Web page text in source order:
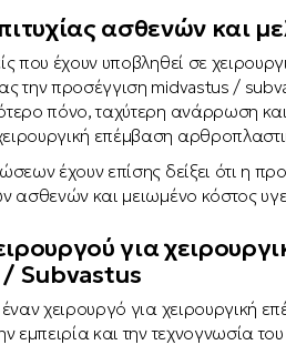
ασθενών και
που έχουν υποβληθεί σε
την προσέγγιση midvastus /
πόνο, ταχύτερη ανάρρωση και
επέμβαση
έχουν επίσης δείξει ότι η
ασθενών και μειωμένο κόστος
για
Subvastus
χειρουργό για χειρουργική
εμπειρία και την τεχνογνωσία